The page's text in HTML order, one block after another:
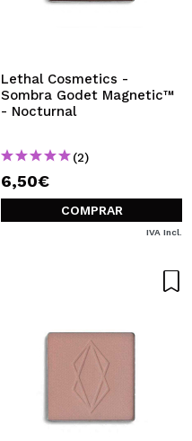
Lethal Cosmetics -
Sombra Godet Magnetic™
- Nocturnal
(2)
6,50€
COMPRAR
IVA Incl.